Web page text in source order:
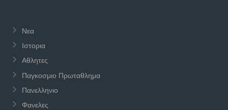
Νεα
Ιστορια
Αθλητες
Παγκοσμιο Πρωταθλημα
Πανελληνιο
Φανελες